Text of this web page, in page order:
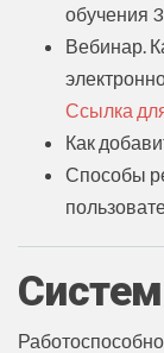
обучения
Вебинар.
Ссылка
Как
Способы